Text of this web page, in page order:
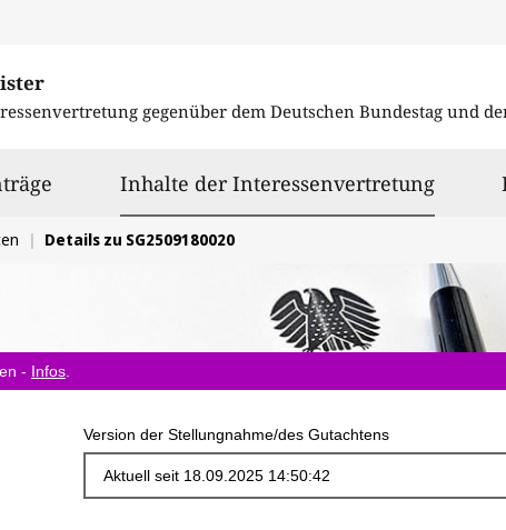
gegenüber dem Deutschen Bundestag und
Inhalte der Interessenvertretung
Details zu SG2509180020
- Infos
Version der Stellungnahme/des Gutachtens